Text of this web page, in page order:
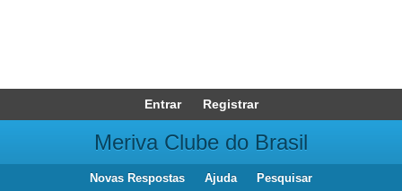
Entrar Registrar
Meriva Clube do Brasil
Novas Respostas Ajuda Pesquisar